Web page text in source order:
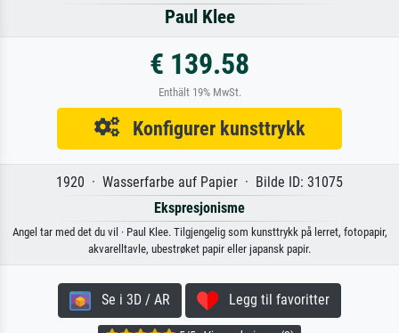
Paul Klee
€ 139.58
Enthält 19% MwSt.
Konfigurer kunsttrykk
1920 · Wasserfarbe auf Papier · Bilde ID: 31075
Ekspresjonisme
Angel tar med det du vil · Paul Klee. Tilgjengelig som kunsttrykk på lerret, fotopapir,
akvarelltavle, ubestrøket papir eller japansk papir.
Se i 3D / AR Legg til favoritter